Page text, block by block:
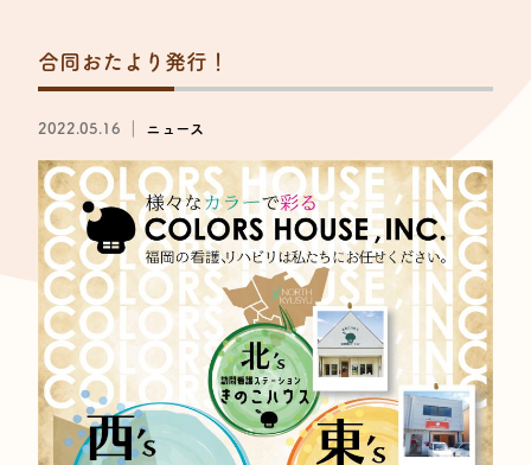
合同おたより発行！
2022.05.16 ｜ ニュース